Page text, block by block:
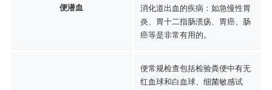
便潜血
消化道出血的疾病：如急慢性胃
炎、胃十二指肠溃疡、胃癌、肠
癌等是非常有用的。
便常规检查包括检验粪便中有无
红血球和白血球、细菌敏感试